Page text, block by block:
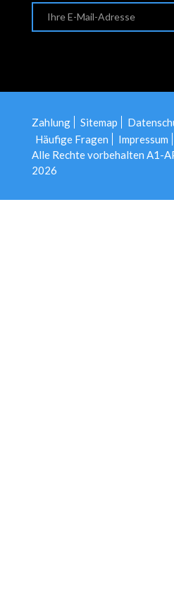
Zahlung Sitemap
Häufige Fragen
Impressum
Alle Rechte vorbehalten A1-
2026